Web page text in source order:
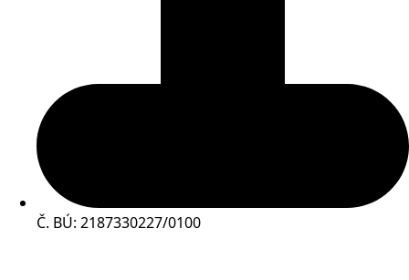
Č. BÚ: 2187330227/0100